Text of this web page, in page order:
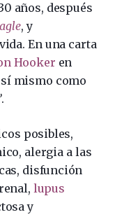
años, después
, y
En una carta
Hooker en
mismo como
.
posibles,
alergia a las
disfunción
lupus
y